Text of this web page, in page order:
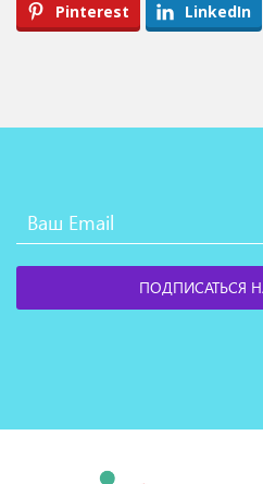
Pinterest LinkedIn